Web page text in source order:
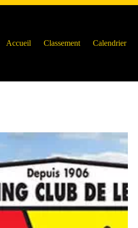
Accueil
Classement Calendrier